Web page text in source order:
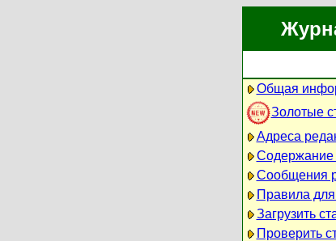
Общая
Золотые
Адреса
Содержание
Сообщения
Правила
Загрузить
Проверить